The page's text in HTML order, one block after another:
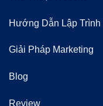
Hướng Dẫn Lập Trình
Giải Pháp Marketing
Blog
Review